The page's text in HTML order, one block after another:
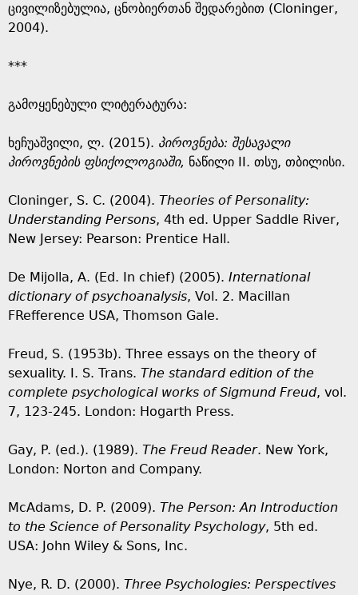
ცივილიზებულია, ცნობიერთან შედარებით (Cloninger,
2004).
***
გამოყენებული ლიტერატურა:
ხეჩუაშვილი, ლ. (2015). პიროვნება: შესავალი
პიროვნების ფსიქოლოგიაში, ნაწილი II. თსუ, თბილისი.
Cloninger, S. C. (2004). Theories of Personality:
Understanding Persons, 4th ed. Upper Saddle River,
New Jersey: Pearson: Prentice Hall.
De Mijolla, A. (Ed. In chief) (2005). International
dictionary of psychoanalysis, Vol. 2. Macillan
FRefference USA, Thomson Gale.
Freud, S. (1953b). Three essays on the theory of
sexuality. I. S. Trans. The standard edition of the
complete psychological works of Sigmund Freud, vol.
7, 123-245. London: Hogarth Press.
Gay, P. (ed.). (1989). The Freud Reader. New York,
London: Norton and Company.
McAdams, D. P. (2009). The Person: An Introduction
to the Science of Personality Psychology, 5th ed.
USA: John Wiley & Sons, Inc.
Nye, R. D. (2000). Three Psychologies: Perspectives